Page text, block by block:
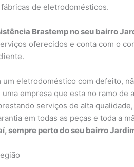
de eletrodomésticos.
Brastemp no seu bairro
oferecidos e conta com o
um eletrodoméstico com defeito,
uma empresa que esta no ramo
serviços de alta
em todas as peças e toda a
sempre perto do seu bairro